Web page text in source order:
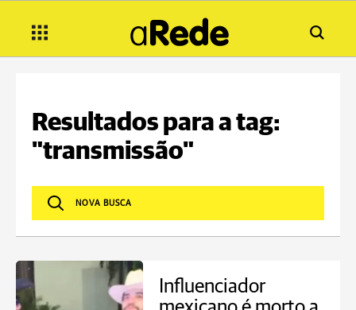
Resultados para a tag:
"transmissão"
Influenciador